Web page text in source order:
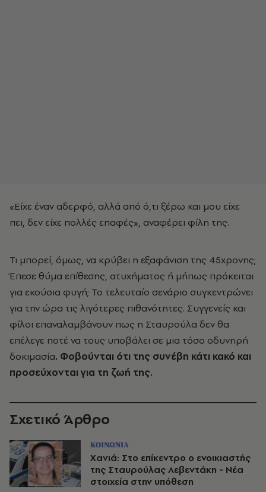
«Είχε έναν αδερφό, αλλά από ό,τι ξέρω και μου είχε
πει, δεν είχε πολλές επαφές», αναφέρει φίλη της.
Τι μπορεί, όμως, να κρύβει η εξαφάνιση της 45χρονης;
Έπεσε θύμα επίθεσης, ατυχήματος ή μήπως πρόκειται
για εκούσια φυγή; Το τελευταίο σενάριο συγκεντρώνει
για την ώρα τις λιγότερες πιθανότητες. Συγγενείς και
φίλοι επαναλαμβάνουν πως η Σταυρούλα δεν θα
επέλεγε ποτέ να τους υποβάλει σε μια τόσο οδυνηρή
δοκιμασία. Φοβούνται ότι της συνέβη κάτι κακό και
προσεύχονται για τη ζωή της.
Σχετικό Άρθρο
ΚΟΙΝΩΝΙΑ
Χανιά: Στο επίκεντρο ο ενοικιαστής
της Σταυρούλας Λεβεντάκη - Νέα
στοιχεία στην υπόθεση